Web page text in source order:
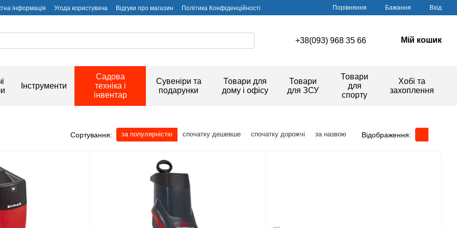
інформація Угода користувача Відгуки про магазин Політика Конфіденційності Порівняння Бажання Вхід
+38(093) 968 35 66 Мій кошик
Інструменти
Садова
техніка і
інвентар
Сувеніри та
подарунки
Товари для
дому і офісу
Товари
для ЗСУ
Товари
для
спорту
Хобі та
захоплення
Сортування: за популярністю спочатку дешевше спочатку дорожчі за назвою Відображення: